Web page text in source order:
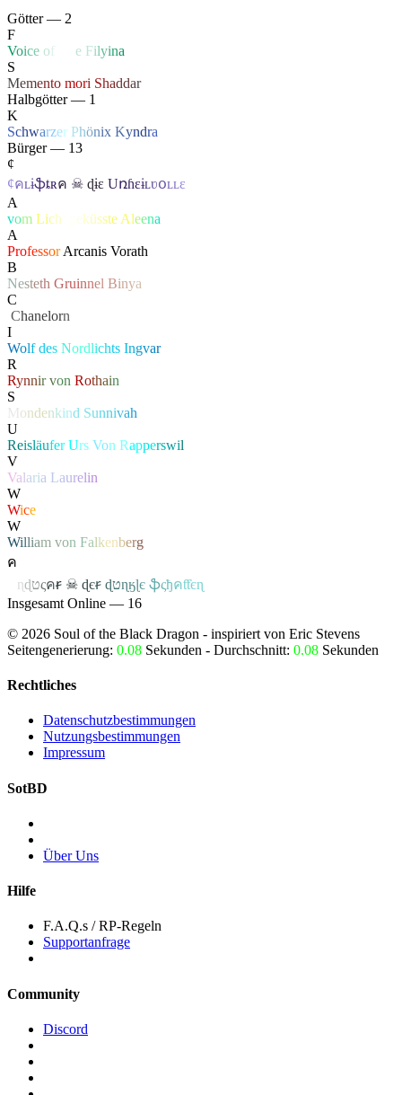
Götter — 2
F
Voice of e Filyina
S
Memento mori Shaddar
Halbgötter — 1
K
Schwarzer Phönix Kyndra
Bürger — 13
¢
¢คʟɨֆȶʀค ☠ ɖɨɛ Uռɦɛɨʟʋօʟʟɛ
A
vom Lich eküsste Aleena
A
ProfessorArcanis Vorath
B
Nesteth Gruinnel Binya
C
Chanelorn
I
Wolfdes Nordlichts Ingvar
R
Rynnir von Rothain
S
ondenkind Sunnivah
U
ReisläuferUrs Von Rapperswil
V
Valaria Laurelin
W
Wice
W
William von Falkenberg
ค
ɳɖטςคꞧ ☠ ɖєꞧ ɖטɳӄɭє ֆςђคƭƭєɳ
Insgesamt Online — 16
© 2026 Soul of the Black Dragon - inspiriert von Eric Stevens
Seitengenerierung: 0.08 Sekunden - Durchschnitt: 0.08 Sekunden
Rechtliches
Datenschutzbestimmungen
Nutzungsbestimmungen
Impressum
SotBD
Über Uns
Hilfe
F.A.Q.s / RP-Regeln
Supportanfrage
Community
Discord